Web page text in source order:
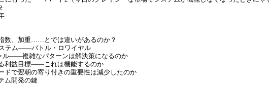
数、加重……とでは違いがあるのか？
テム――バトル・ロワイヤル
ル――複雑なパターンは解決策になるのか
利益目標――これは機能するのか
ドで翌朝の寄り付きの重要性は減少したのか
ム開発の鍵